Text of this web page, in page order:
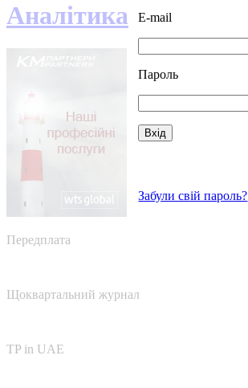
E-mail
Пароль
Забули свій пароль?
Аналітика
Передплата
Щоквартальний журнал
TP in UAE